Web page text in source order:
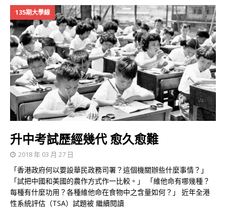
135期大學線
升中考試歷經幾代 愈久愈難
2018 年 03 月 27 日
「香港政府何以要設華民政務司署？這個機關辦些什麼事情？」
「試把中國和美國的農作方式作一比較。」 「維他命有哪幾種？
每種有什麼功用？各種維他命在食物中之含量如何？」 近年全港
性系統評估（TSA）試題被 繼續閱讀